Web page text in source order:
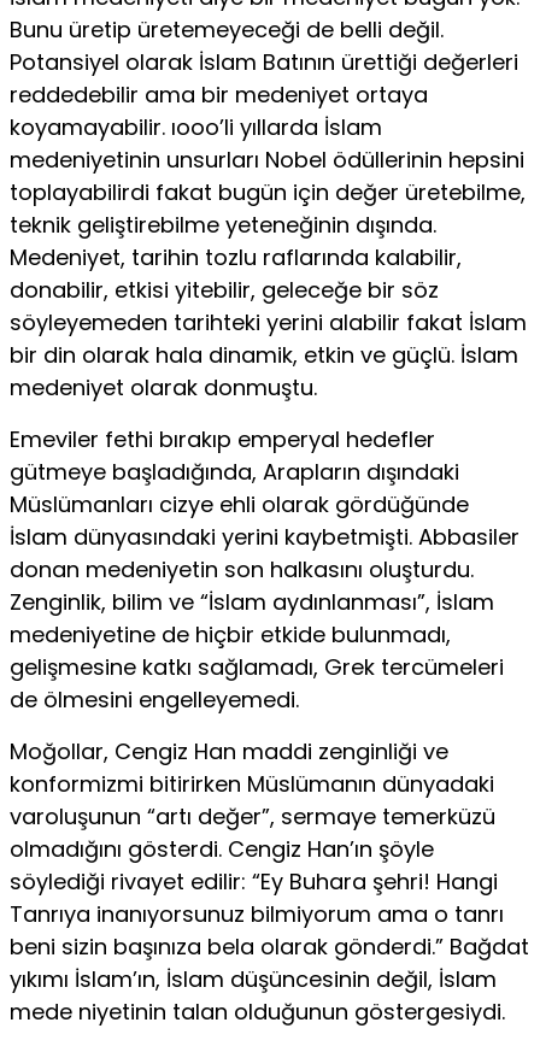
Bunu üre­tip üretemeyeceği de belli değil.
Potansiyel olarak İslam Batı­nın ürettiği değerleri
reddedebilir ama bir medeniyet ortaya
koyamayabilir. ıooo’li yıllarda İslam
medeniyetinin unsurları Nobel ödüllerinin hepsini
toplayabilirdi fakat bugün için değer üretebilme,
teknik geliştirebilme yeteneğinin dışında.
Medeni­yet, tarihin tozlu raflarında kalabilir,
donabilir, etkisi yitebilir, geleceğe bir söz
söyleyemeden tarihteki yerini alabilir fakat İs­lam
bir din olarak hala dinamik, etkin ve güçlü. İslam
mede­niyet olarak donmuştu.
Emeviler fethi bırakıp emperyal hedefler
gütmeye başladı­ğında, Arapların dışındaki
Müslümanları cizye ehli olarak gör­düğünde
İslam dünyasındaki yerini kaybetmişti. Abbasiler
do­nan medeniyetin son halkasını oluşturdu.
Zenginlik, bilim ve “İslam aydınlanması”, İslam
medeniyetine de hiçbir etkide bu­lunmadı,
gelişmesine katkı sağlamadı, Grek tercümeleri
de öl­mesini engelleyemedi.
Moğollar, Cengiz Han maddi zenginliği ve
konformizmi biti­rirken Müslümanın dünyadaki
varoluşunun “artı değer”, sermaye temerküzü
olmadığını gösterdi. Cengiz Han’ın şöyle
söylediği ri­vayet edilir: “Ey Buhara şehri! Hangi
Tanrıya inanıyorsunuz bil­miyorum ama o tanrı
beni sizin başınıza bela olarak gönderdi.” Bağdat
yıkımı İslam’ın, İslam düşüncesinin değil, İslam
mede niyetinin talan olduğunun göstergesiydi.